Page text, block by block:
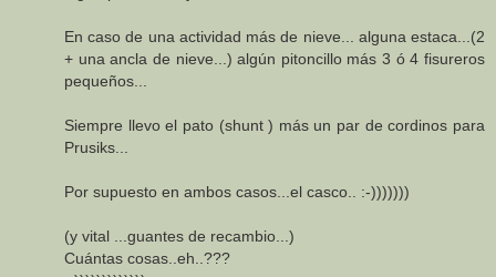
En caso de una actividad más de nieve... alguna estaca...(2
+ una ancla de nieve...) algún pitoncillo más 3 ó 4 fisureros
pequeños...
Siempre llevo el pato (shunt ) más un par de cordinos para
Prusiks...
Por supuesto en ambos casos...el casco.. :-)))))))
(y vital ...guantes de recambio...)
Cuántas cosas..eh..???